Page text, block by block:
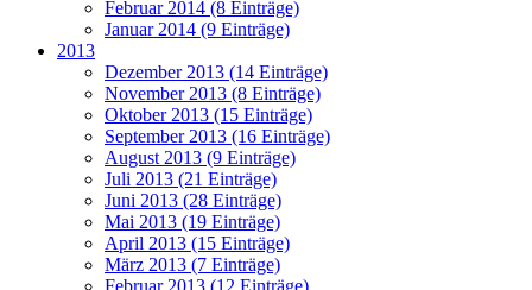
Februar 2014 (8 Einträge)
Januar 2014 (9 Einträge)
2013
Dezember 2013 (14 Einträge)
November 2013 (8 Einträge)
Oktober 2013 (15 Einträge)
September 2013 (16 Einträge)
August 2013 (9 Einträge)
Juli 2013 (21 Einträge)
Juni 2013 (28 Einträge)
Mai 2013 (19 Einträge)
April 2013 (15 Einträge)
März 2013 (7 Einträge)
Februar 2013 (12 Einträge)